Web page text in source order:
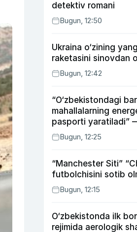
detektiv romani
Bugun, 12:50
Ukraina o‘zining
raketasini sinovdan
Bugun, 12:42
“O‘zbekistondagi
mahallalarning
pasporti yaratiladi”
energetika vaziri
Bugun, 12:25
“Manchester Siti”
futbolchisini sotib
Bugun, 12:15
O‘zbekistonda ilk
rejimida aerologik